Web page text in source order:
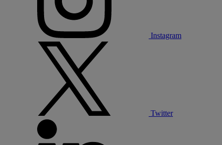
Instagram
Twitter